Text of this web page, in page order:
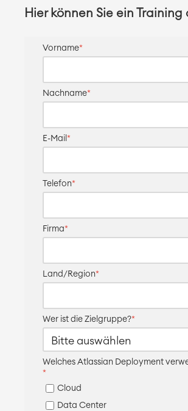
Hier können Sie ein
Vorname*
Nachname*
E-Mail *
Telefon*
Firma*
Land/Region*
Wer ist die Zielgruppe?*
Welches Atlassian Deployment
*
Cloud
Data Center